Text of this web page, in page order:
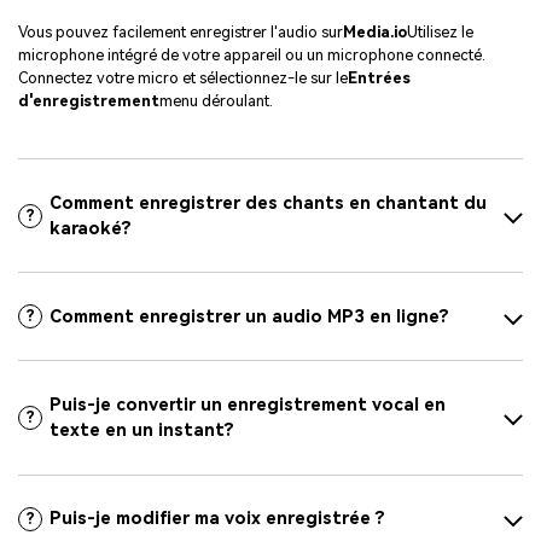
Vous pouvez facilement enregistrer l'audio surMedia.ioUtilisez le
microphone intégré de votre appareil ou un microphone connecté.
Connectez votre micro et sélectionnez-le sur leEntrées
d'enregistrementmenu déroulant.
?
Comment enregistrer des chants en chantant du
karaoké?
? Comment enregistrer un audio MP3 en ligne?
?
Puis-je convertir un enregistrement vocal en
texte en un instant?
? Puis-je modifier ma voix enregistrée ?